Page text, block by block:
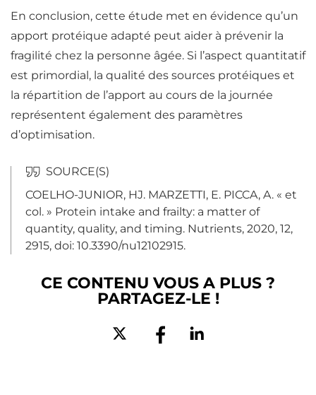
En conclusion, cette étude met en évidence qu’un
apport protéique adapté peut aider à prévenir la
fragilité chez la personne âgée. Si l’aspect quantitatif
est primordial, la qualité des sources protéiques et
la répartition de l’apport au cours de la journée
représentent également des paramètres
d’optimisation.
COELHO-JUNIOR, HJ. MARZETTI, E. PICCA, A. « et
col. » Protein intake and frailty: a matter of
quantity, quality, and timing. Nutrients, 2020, 12,
2915, doi: 10.3390/nu12102915.
CE CONTENU VOUS A PLUS ?
PARTAGEZ-LE !